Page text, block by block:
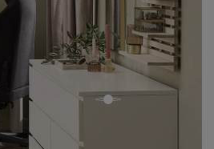
ouvrir